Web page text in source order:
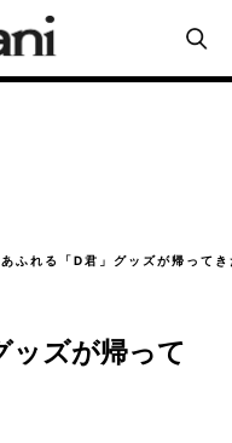
ふれる「D君」グッズが帰ってき
ッズが帰って